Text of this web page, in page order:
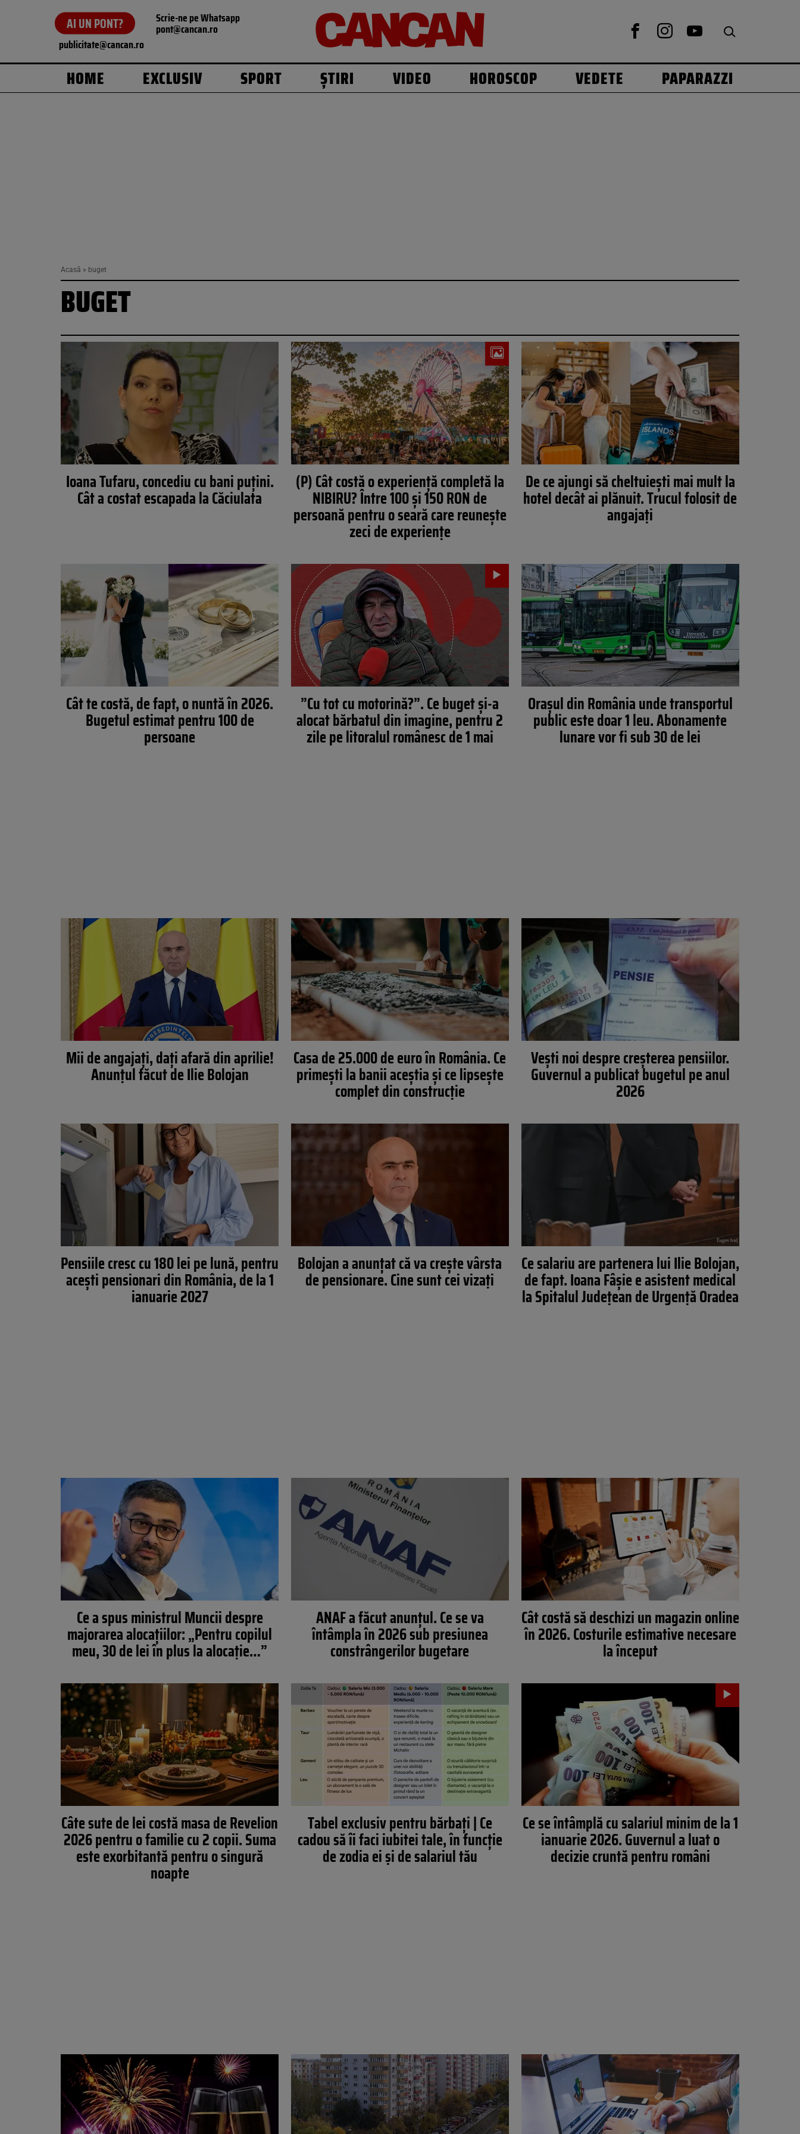
AI UN PONT? Scrie-ne pe Whatsapp
pont@cancan.ro
publicitate@cancan.ro
HOME EXCLUSIV SPORT ȘTIRI VIDEO HOROSCOP VEDETE PAPARAZZI
Acasă » buget
BUGET
Ioana Tufaru, concediu cu bani puțini.
Cât a costat escapada la Căciulata
(P) Cât costă o experiență completă la
NIBIRU? Între 100 și 150 RON de
persoană pentru o seară care reunește
zeci de experiențe
De ce ajungi să cheltuiești mai mult la
hotel decât ai plănuit. Trucul folosit de
angajați
Cât te costă, de fapt, o nuntă în 2026.
Bugetul estimat pentru 100 de
persoane
”Cu tot cu motorină?”. Ce buget și-a
alocat bărbatul din imagine, pentru 2
zile pe litoralul românesc de 1 mai
Orașul din România unde transportul
public este doar 1 leu. Abonamente
lunare vor fi sub 30 de lei
Mii de angajați, dați afară din aprilie!
Anunțul făcut de Ilie Bolojan
Casa de 25.000 de euro în România. Ce
primești la banii aceștia și ce lipsește
complet din construcție
Vești noi despre creșterea pensiilor.
Guvernul a publicat bugetul pe anul
2026
Pensiile cresc cu 180 lei pe lună, pentru
acești pensionari din România, de la 1
ianuarie 2027
Bolojan a anunțat că va crește vârsta
de pensionare. Cine sunt cei vizați
Ce salariu are partenera lui Ilie Bolojan,
de fapt. Ioana Fâșie e asistent medical
la Spitalul Județean de Urgență Oradea
Ce a spus ministrul Muncii despre
majorarea alocațiilor: „Pentru copilul
meu, 30 de lei în plus la alocație…”
ANAF a făcut anunțul. Ce se va
întâmpla în 2026 sub presiunea
constrângerilor bugetare
Cât costă să deschizi un magazin online
în 2026. Costurile estimative necesare
la început
Câte sute de lei costă masa de Revelion
2026 pentru o familie cu 2 copii. Suma
este exorbitantă pentru o singură
noapte
Tabel exclusiv pentru bărbați | Ce
cadou să îi faci iubitei tale, în funcție
de zodia ei și de salariul tău
Ce se întâmplă cu salariul minim de la 1
ianuarie 2026. Guvernul a luat o
decizie cruntă pentru români